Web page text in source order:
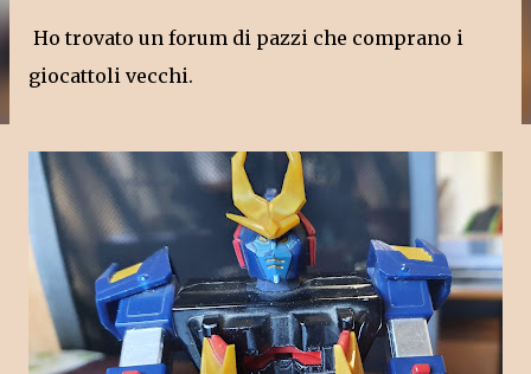
Ho trovato un forum di pazzi che comprano i
giocattoli vecchi.